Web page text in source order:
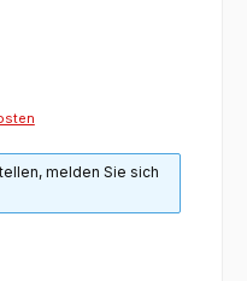
melden Sie sich